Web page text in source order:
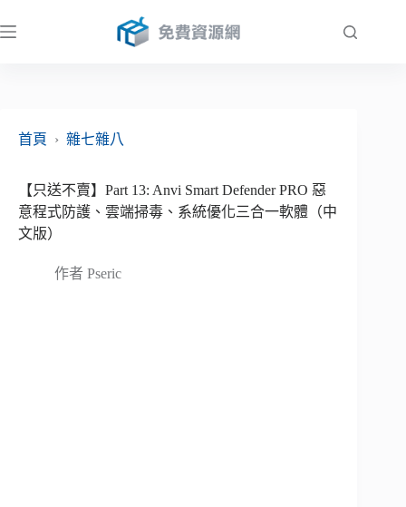
至
首頁
› 雜七雜八
【只送不賣】Part 13: Anvi Smart Defender PRO 惡
意程式防護、雲端掃毒、系統優化三合一軟體（中
文版）
作者 Pseric